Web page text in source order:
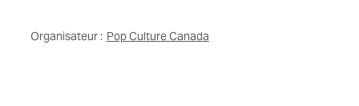
Organisateur : Pop Culture Canada